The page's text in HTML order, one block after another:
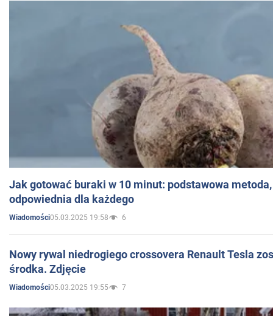
Jak gotować buraki w 10 minut: podstawowa
odpowiednia dla każdego
Wiadomości05.03.2025 19:58 6
Nowy rywal niedrogiego crossovera Renault Tesla
środka. Zdjęcie
Wiadomości05.03.2025 19:55 7